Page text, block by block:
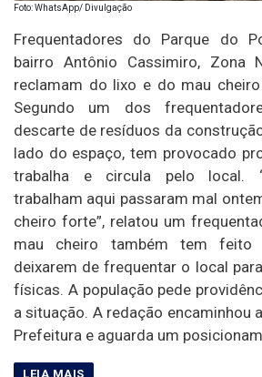
Foto: WhatsApp/ Divulgação
Frequentadores do Parque do
bairro Antônio Cassimiro, Zona
reclamam do lixo e do mau
Segundo um dos
descarte de resíduos da
lado do espaço, tem provocado
trabalha e circula pelo local.
trabalham aqui passaram mal
cheiro forte”, relatou um
mau cheiro também tem feito
deixarem de frequentar o local
físicas. A população pede
a situação. A redação encaminhou
Prefeitura e aguarda um